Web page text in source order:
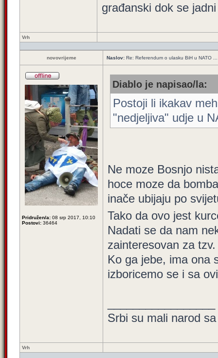
građanski dok se
Vrh
novovrijeme Naslov: Re: Referendum o ulasku BiH u NATO ...
Pridružen/a: 08 srp 2017, 10:10
Postovi: 36464
Diablo je napisao/la:
Postoji li ikakav
"nedjeljiva" udje u
Ne moze Bosnjo
hoce moze da
inače ubijaju po
Tako da ovo jest
Nadati se da nam
zainteresovan za
Ko ga jebe, ima ona
izboricemo se i sa
Srbi su mali narod
Vrh